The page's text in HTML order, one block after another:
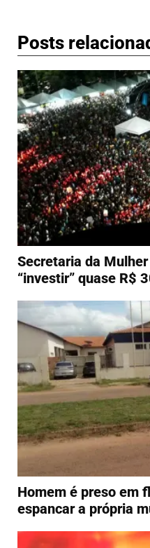
Posts
Secretaria da
“investir” quase R$
Homem é preso em
espancar a própria